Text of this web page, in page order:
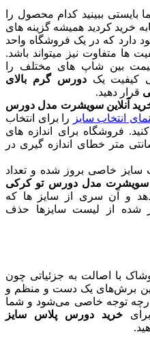
ببینید کدام محصول را
خرید کردید همیشه گزینه های
دارد که در یک فروشگاه واحد
ها متفاوت نیز میتواند باشد.
بین شاپ های مختلف را
کیفیت یکدورس گرم بالای
قرار دهید.
آنلاین سویشرت مدل دورس
انتخاب سایز را برای انتخاب
فروشگاه برای اندازه های
متر خطای اندازه گیری در
سایز خاصی بروز شده و تعداد
سویشرت مدل دورس تو کرکی
و آن سری از سایز ها که
شده از لیست سایزها حذف
با اصالت به جزئیاتی چون
برش‌های یک دست و منظم و
توجه خاصی می‌شود و شما
خرید دورس پلاس سایز